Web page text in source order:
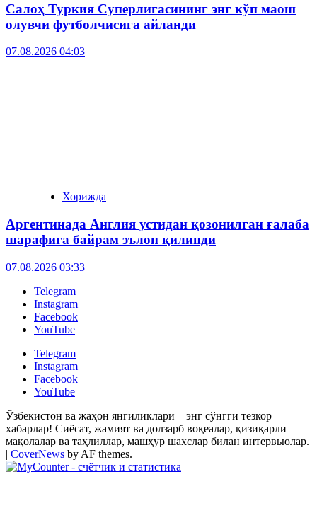
Салоҳ Туркия Суперлигасининг энг кўп маош
олувчи футболчисига айланди
07.08.2026 04:03
Хорижда
Аргентинада Англия устидан қозонилган ғалаба
шарафига байрам эълон қилинди
07.08.2026 03:33
Telegram
Instagram
Facebook
YouTube
Telegram
Instagram
Facebook
YouTube
Ўзбекистон ва жаҳон янгиликлари – энг сўнгги тезкор
хабарлар! Сиёсат, жамият ва долзарб воқеалар, қизиқарли
мақолалар ва таҳлиллар, машҳур шахслар билан интервьюлар.
| CoverNews by AF themes.